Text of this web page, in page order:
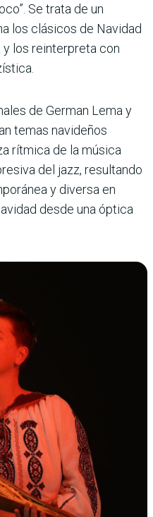
Se trata de un
los clásicos de Navidad
y los reinterpreta con
de German Lema y
temas navideños
rítmica de la música
del jazz, resultando
y diversa en
desde una óptica